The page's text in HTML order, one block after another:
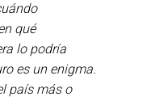
qué
lo podría
es un enigma.
país más o